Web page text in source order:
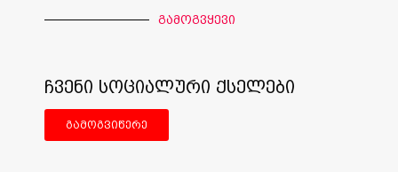
გამოგვყევი
ჩვენი სოციალური ქსელები
გამოგვიწერე